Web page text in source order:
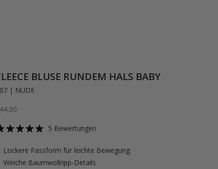
BLUSE RUNDEM HALS BABY
| NUDE
5 Bewertungen
Lockere Passform für leichte Bewegung
Weiche Baumwollripp-Details